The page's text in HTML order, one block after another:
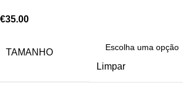
€35.00
TAMANHO
Limpar